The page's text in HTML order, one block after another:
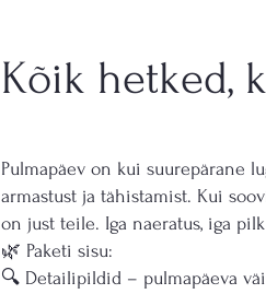
Kõik hetked,
Pulmapäev on kui suurepärane
armastust ja tähistamist. Kui
on just teile. Iga naeratus, iga
🌿 Paketi sisu:
🔍 Detailipildid – pulmapäeva